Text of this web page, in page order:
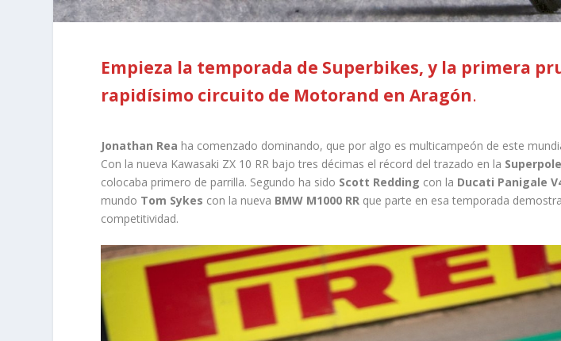
Empieza la temporada de Superbikes, y la primera
rapidísimo circuito de Motorand en Aragón.
Jonathan Rea ha comenzado dominando, que por algo es multicampeón de este
Con la nueva Kawasaki ZX 10 RR bajo tres décimas el récord del trazado en la Superpole
colocaba primero de parrilla. Segundo ha sido Scott Redding con la Ducati Panigale
mundo Tom Sykes con la nueva BMW M1000 RR que parte en esa temporada
competitividad.